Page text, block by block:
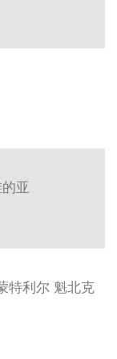
亚
特利尔 魁北克